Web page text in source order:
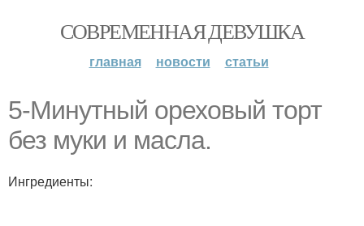
СОВРЕМЕННАЯ ДЕВУШКА
главная новости статьи
5-Минутный ореховый торт
без муки и масла.
Ингредиенты: